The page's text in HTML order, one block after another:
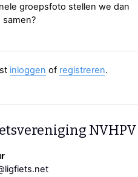
groepsfoto stellen we dan
inloggen of registreren.
NVHPV